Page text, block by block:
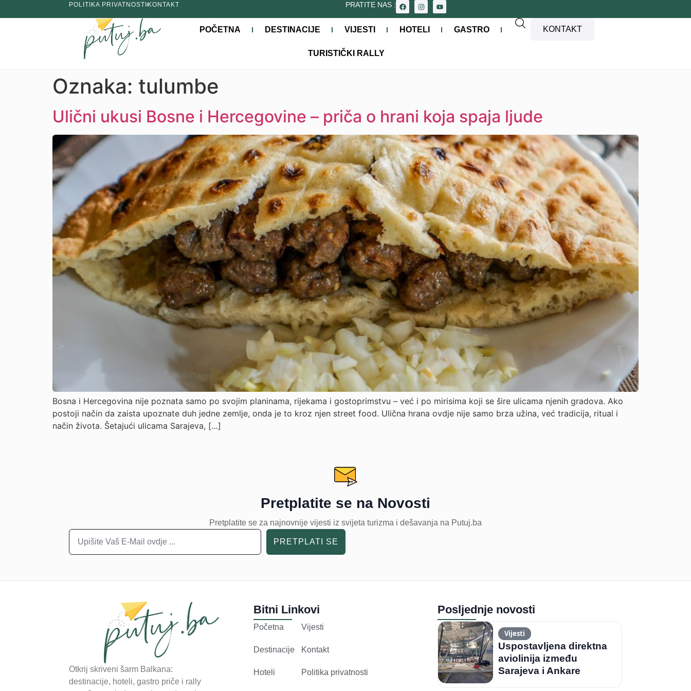
POLITIKA PRIVATNOSTIKONTAKT PRATITE NAS :
POČETNA DESTINACIJE VIJESTI HOTELI GASTRO
TURISTIČKI RALLY
KONTAKT
Oznaka: tulumbe
Ulični ukusi Bosne i Hercegovine – priča o hrani koja spaja ljude
Bosna i Hercegovina nije poznata samo po svojim planinama, rijekama i gostoprimstvu – već i po mirisima koji se šire ulicama njenih gradova. Ako
postoji način da zaista upoznate duh jedne zemlje, onda je to kroz njen street food. Ulična hrana ovdje nije samo brza užina, već tradicija, ritual i
način života. Šetajući ulicama Sarajeva, […]
Pretplatite se na Novosti
Pretplatite se za najnovnije vijesti iz svijeta turizma i dešavanja na Putuj.ba
PRETPLATI SE
Otkrij skriveni šarm Balkana:
destinacije, hoteli, gastro priče i rally
Bitni Linkovi
Početna
Destinacije
Hoteli
Vijesti
Kontakt
Politika privatnosti
Posljednje novosti
Vijesti
Uspostavljena direktna
aviolinija između
Sarajeva i Ankare